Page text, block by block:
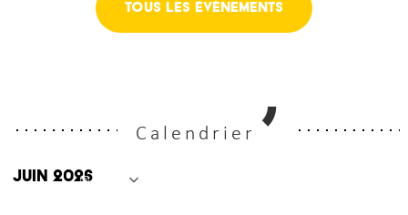
Tous les évènements
Calendrier